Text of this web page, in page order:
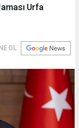
Urfa
OL